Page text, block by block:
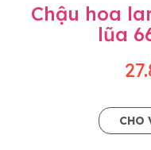
Chậu hoa
lũa
CHO